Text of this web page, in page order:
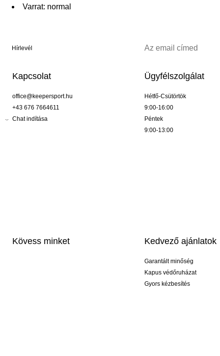
Varrat: normal
Hírlevél
Kapcsolat
office@keepersport.hu
+43 676 7664611
Chat indítása
Ügyfélszolgálat
Hétfő-Csütörtök
9:00-16:00
Péntek
9:00-13:00
Kövess minket Kedvező ajánlatok
Garantált minőség
Kapus védőruházat
Gyors kézbesítés